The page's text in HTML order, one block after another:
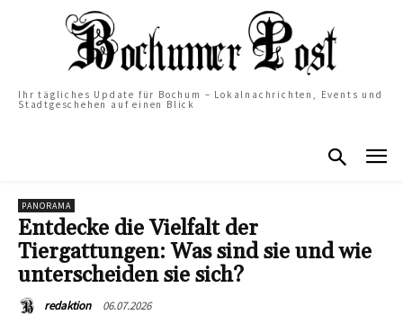
Ihr tägliches Update für Bochum – Lokalnachrichten, Events und
Stadtgeschehen auf einen Blick
PANORAMA
Entdecke die Vielfalt der
Tiergattungen: Was sind sie und wie
unterscheiden sie sich?
redaktion 06.07.2026